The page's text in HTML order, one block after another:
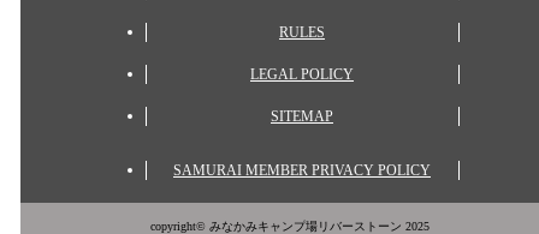
RULES
LEGAL POLICY
SITEMAP
SAMURAI MEMBER PRIVACY POLICY
copyright© みなかみキャンプ場リバーストーン 2025